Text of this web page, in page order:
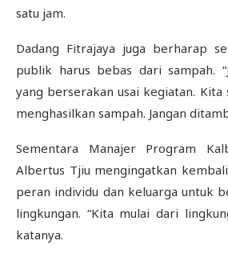
satu jam.
Dadang Fitrajaya juga berharap
publik harus bebas dari sampah.
yang berserakan usai kegiatan. Kita
menghasilkan sampah. Jangan
Sementara Manajer Program
Albertus Tjiu mengingatkan
peran individu dan keluarga untuk
lingkungan. “Kita mulai dari
katanya.